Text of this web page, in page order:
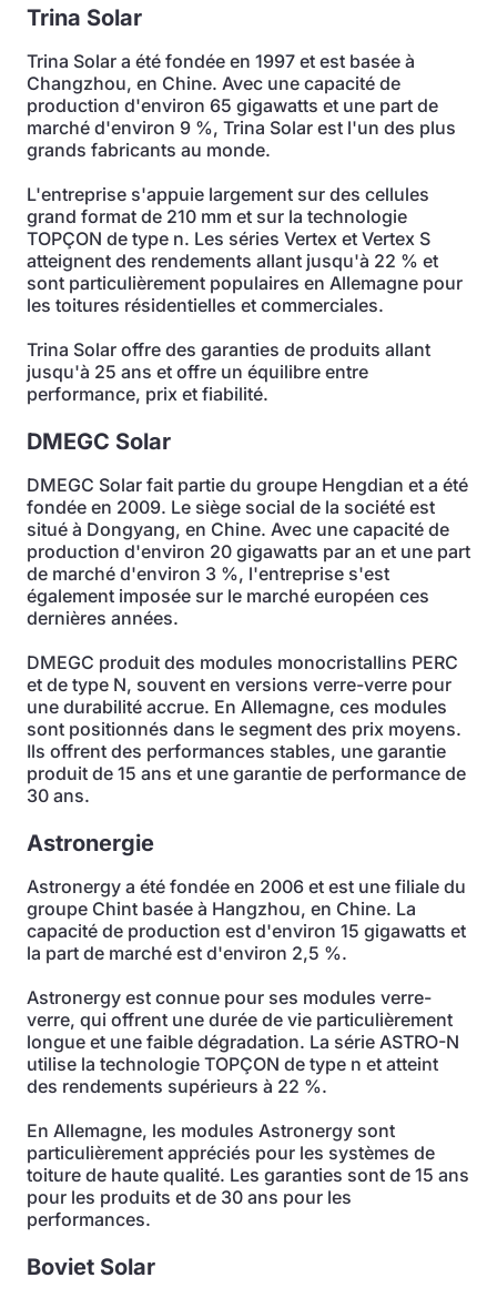
Trina Solar
Trina Solar a été fondée en 1997 et est basée à
Changzhou, en Chine. Avec une capacité de
production d'environ 65 gigawatts et une part de
marché d'environ 9 %, Trina Solar est l'un des plus
grands fabricants au monde.
L'entreprise s'appuie largement sur des cellules
grand format de 210 mm et sur la technologie
TOPÇON de type n. Les séries Vertex et Vertex S
atteignent des rendements allant jusqu'à 22 % et
sont particulièrement populaires en Allemagne pour
les toitures résidentielles et commerciales.
Trina Solar offre des garanties de produits allant
jusqu'à 25 ans et offre un équilibre entre
performance, prix et fiabilité.
DMEGC Solar
DMEGC Solar fait partie du groupe Hengdian et a été
fondée en 2009. Le siège social de la société est
situé à Dongyang, en Chine. Avec une capacité de
production d'environ 20 gigawatts par an et une part
de marché d'environ 3 %, l'entreprise s'est
également imposée sur le marché européen ces
dernières années.
DMEGC produit des modules monocristallins PERC
et de type N, souvent en versions verre-verre pour
une durabilité accrue. En Allemagne, ces modules
sont positionnés dans le segment des prix moyens.
Ils offrent des performances stables, une garantie
produit de 15 ans et une garantie de performance de
30 ans.
Astronergie
Astronergy a été fondée en 2006 et est une filiale du
groupe Chint basée à Hangzhou, en Chine. La
capacité de production est d'environ 15 gigawatts et
la part de marché est d'environ 2,5 %.
Astronergy est connue pour ses modules verre-
verre, qui offrent une durée de vie particulièrement
longue et une faible dégradation. La série ASTRO-N
utilise la technologie TOPÇON de type n et atteint
des rendements supérieurs à 22 %.
En Allemagne, les modules Astronergy sont
particulièrement appréciés pour les systèmes de
toiture de haute qualité. Les garanties sont de 15 ans
pour les produits et de 30 ans pour les
performances.
Boviet Solar